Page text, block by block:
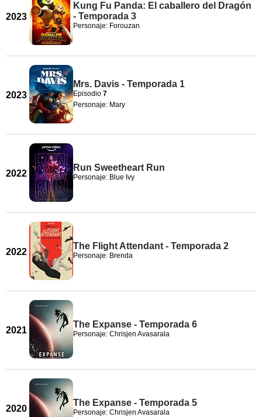
2023
Kung Fu Panda: El caballero del Dragón
- Temporada 3
Personaje: Forouzan
2023
Mrs. Davis - Temporada 1
Episodio 7
Personaje: Mary
2022
Run Sweetheart Run
Personaje: Blue Ivy
2022
The Flight Attendant - Temporada 2
Personaje: Brenda
2021
The Expanse - Temporada 6
Personaje: Chrisjen Avasarala
2020
The Expanse - Temporada 5
Personaje: Chrisjen Avasarala